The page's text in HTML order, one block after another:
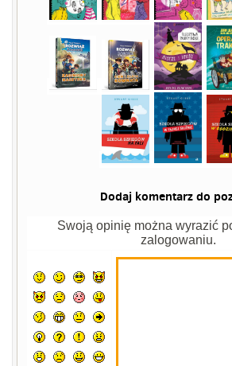
Dodaj komentarz do
Swoją opinię można wyrazić
zalogowaniu.